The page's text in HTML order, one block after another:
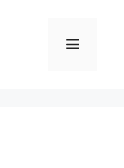
Menu